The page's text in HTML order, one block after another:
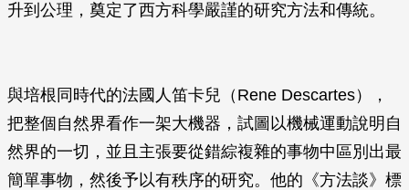
升到公理，奠定了西方科學嚴謹的研究方法和傳統。
與培根同時代的法國人笛卡兒（Rene Descartes），
把整個自然界看作一架大機器，試圖以機械運動說明自
然界的一切，並且主張要從錯綜複雜的事物中區別出最
簡單事物，然後予以有秩序的研究。他的《方法談》標